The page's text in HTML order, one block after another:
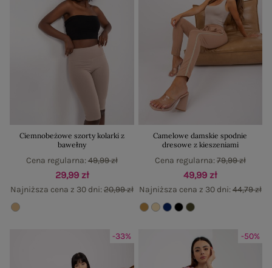
Ciemnobeżowe szorty kolarki z
bawełny
29,99 zł
Najniższa cena z 30 dni:20,99 zł
Cena regularna:49,99 zł
Camelowe damskie spodnie
dresowe z kieszeniami
49,99 zł
Najniższa cena z 30 dni:44,79 zł
Cena regularna:79,99 zł
-33% -50%